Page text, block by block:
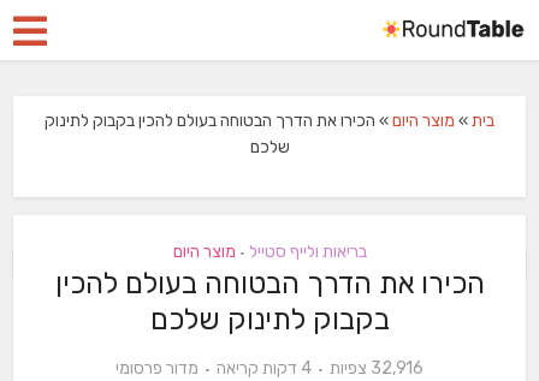
בית» מוצר היום» הכירו את הדרך הבטוחה בעולם להכין בקבוק לתינוק
שלכם
בריאות ולייף סטייל • מוצר היום
הכירו את הדרך הבטוחה בעולם להכין
בקבוק לתינוק שלכם
32,916 צפיות 4 דקות קריאה מדור פרסומי